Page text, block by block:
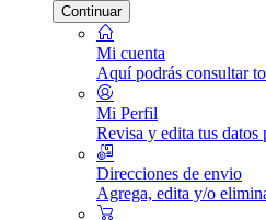
Continuar
Mi cuenta
Aquí podrás consultar
Mi Perfil
Revisa y edita tus datos
Direcciones de envio
Agrega, edita y/o